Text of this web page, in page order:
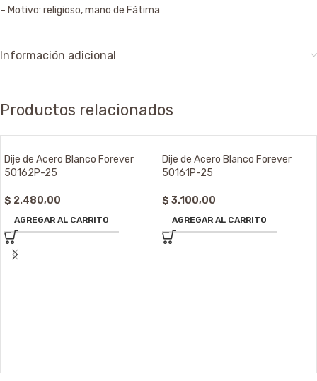
– Motivo: religioso, mano de Fátima
Información adicional
Productos relacionados
Dije de Acero Blanco Forever
50162P-25
$ 2.480,00
AGREGAR AL CARRITO
Dije de Acero Blanco Forever
50161P-25
$ 3.100,00
AGREGAR AL CARRITO